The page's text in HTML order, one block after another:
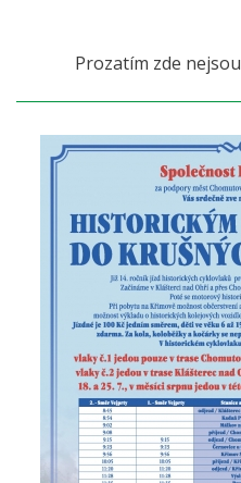
Prozatím zde